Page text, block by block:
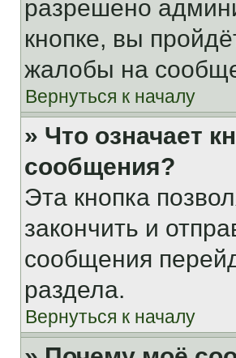
разрешено
кнопке, вы
жалобы на
Вернуться к началу
» Что означает
сообщения?
Эта кнопка
закончить и
сообщения
раздела.
Вернуться к началу